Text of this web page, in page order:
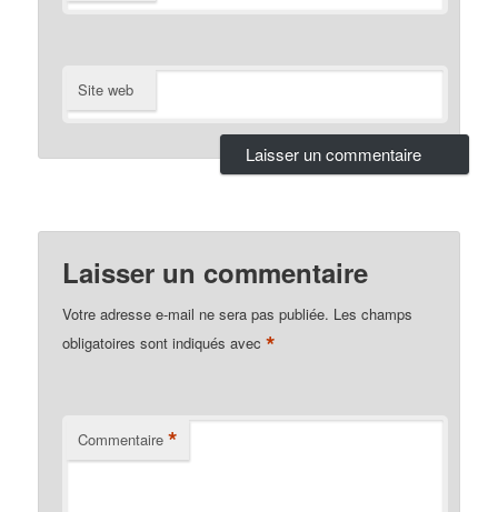
Site web
Laisser un commentaire
Votre adresse e-mail ne sera pas publiée. Les champs
obligatoires sont indiqués avec*
Commentaire *